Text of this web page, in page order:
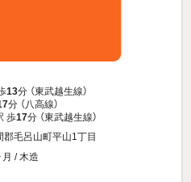
13分 （東武越生線）
分 （八高線）
歩17分 （東武越生線）
郡毛呂山町平山1丁目
/ 木造